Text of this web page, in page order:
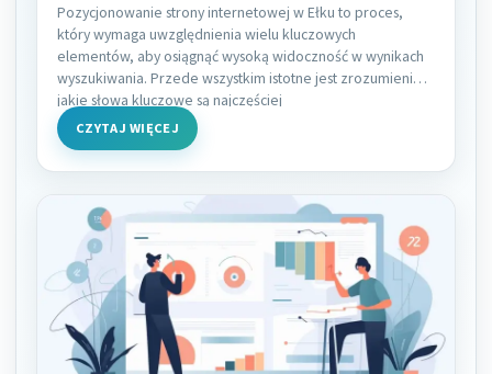
Pozycjonowanie strony internetowej w Ełku to proces,
który wymaga uwzględnienia wielu kluczowych
elementów, aby osiągnąć wysoką widoczność w wynikach
wyszukiwania. Przede wszystkim istotne jest zrozumienie,
jakie słowa kluczowe są najczęściej
CZYTAJ WIĘCEJ